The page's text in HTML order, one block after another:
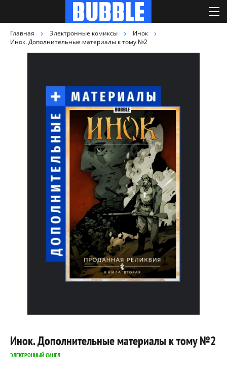
Главная Электронные комиксы
Инок
Инок. Дополнительные материалы к тому №2
Инок. Дополнительные материалы к тому №2
ЭЛЕКТРОННЫЙ СИНГЛ